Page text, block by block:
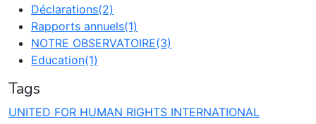
Déclarations(2)
Rapports annuels(1)
NOTRE OBSERVATOIRE(3)
Education(1)
Tags
UNITED FOR HUMAN RIGHTS INTERNATIONAL